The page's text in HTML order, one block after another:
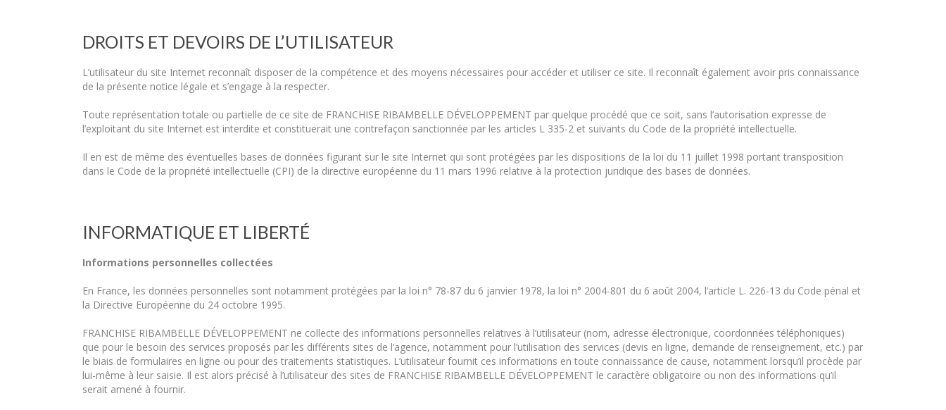
DROITS ET DEVOIRS DE L’UTILISATEUR
L’utilisateur du site Internet reconnaît disposer de la compétence et des moyens nécessaires pour accéder et utiliser ce site. Il reconnaît également avoir pris connaissance
de la présente notice légale et s’engage à la respecter.
Toute représentation totale ou partielle de ce site de FRANCHISE RIBAMBELLE DÉVELOPPEMENT par quelque procédé que ce soit, sans l’autorisation expresse de
l’exploitant du site Internet est interdite et constituerait une contrefaçon sanctionnée par les articles L 335-2 et suivants du Code de la propriété intellectuelle.
Il en est de même des éventuelles bases de données figurant sur le site Internet qui sont protégées par les dispositions de la loi du 11 juillet 1998 portant transposition
dans le Code de la propriété intellectuelle (CPI) de la directive européenne du 11 mars 1996 relative à la protection juridique des bases de données.
INFORMATIQUE ET LIBERTÉ
Informations personnelles collectées
En France, les données personnelles sont notamment protégées par la loi n° 78-87 du 6 janvier 1978, la loi n° 2004-801 du 6 août 2004, l’article L. 226-13 du Code pénal et
la Directive Européenne du 24 octobre 1995.
FRANCHISE RIBAMBELLE DÉVELOPPEMENT ne collecte des informations personnelles relatives à l’utilisateur (nom, adresse électronique, coordonnées téléphoniques)
que pour le besoin des services proposés par les différents sites de l’agence, notamment pour l’utilisation des services (devis en ligne, demande de renseignement, etc.) par
le biais de formulaires en ligne ou pour des traitements statistiques. L’utilisateur fournit ces informations en toute connaissance de cause, notamment lorsqu’il procède par
lui-même à leur saisie. Il est alors précisé à l’utilisateur des sites de FRANCHISE RIBAMBELLE DÉVELOPPEMENT le caractère obligatoire ou non des informations qu’il
serait amené à fournir.